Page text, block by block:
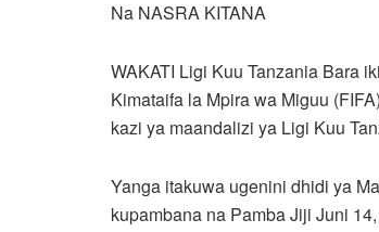
Na NASRA KITANA
WAKATI Ligi Kuu Tanzania Bara
Kimataifa la Mpira wa Miguu
kazi ya maandalizi ya Ligi Kuu
Yanga itakuwa ugenini dhidi ya
kupambana na Pamba Jiji Juni